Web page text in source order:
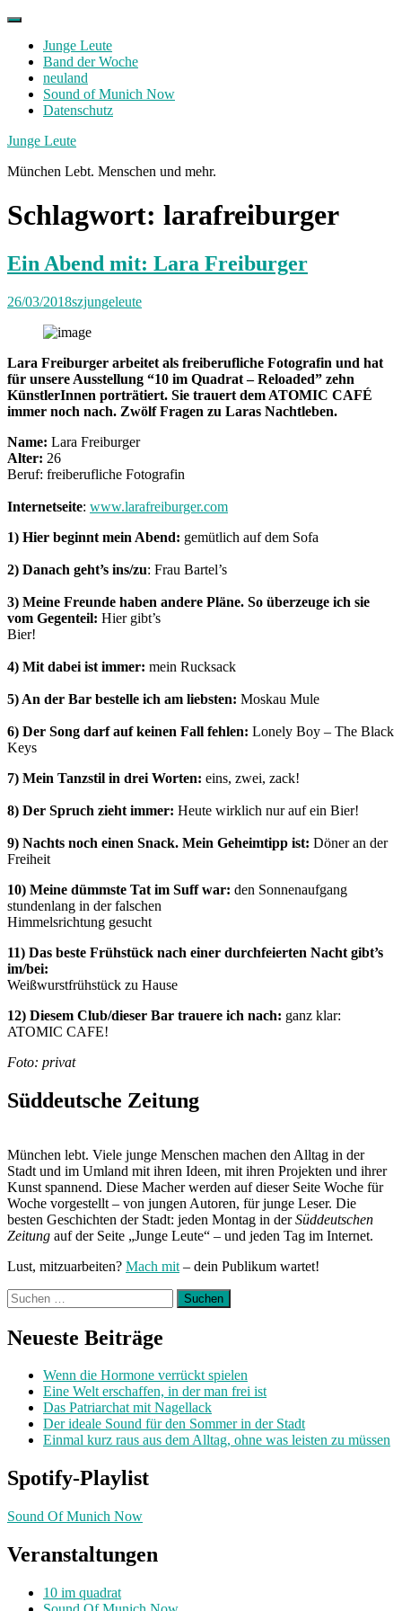
Skip
contentJunge Leute
Band der Woche
neuland
Sound of Munich Now
Datenschutz
Facebook
Twitter
Instagram
Junge Leute
München Lebt. Menschen und mehr.
Schlagwort: larafreiburger
Ein Abend mit: Lara Freiburger
26/03/2018szjungeleute
Lara Freiburger arbeitet als freiberufliche Fotografin und hat
für unsere Ausstellung “10 im Quadrat – Reloaded” zehn
KünstlerInnen porträtiert. Sie trauert dem ATOMIC CAFÉ
immer noch nach. Zwölf Fragen zu Laras Nachtleben.
Name: Lara Freiburger
Alter: 26
Beruf: freiberufliche Fotografin
Internetseite: www.larafreiburger.com
1) Hier beginnt mein Abend: gemütlich auf dem Sofa
2) Danach geht’s ins/zu: Frau Bartel’s
3) Meine Freunde haben andere Pläne. So überzeuge ich sie
vom Gegenteil: Hier gibt’s
Bier!
4) Mit dabei ist immer: mein Rucksack
5) An der Bar bestelle ich am liebsten: Moskau Mule
6) Der Song darf auf keinen Fall fehlen: Lonely Boy – The Black
Keys
7) Mein Tanzstil in drei Worten: eins, zwei, zack!
8) Der Spruch zieht immer: Heute wirklich nur auf ein Bier!
9) Nachts noch einen Snack. Mein Geheimtipp ist: Döner an der
Freiheit
10) Meine dümmste Tat im Suff war: den Sonnenaufgang
stundenlang in der falschen
Himmelsrichtung gesucht
11) Das beste Frühstück nach einer durchfeierten Nacht gibt’s
im/bei:
Weißwurstfrühstück zu Hause
12) Diesem Club/dieser Bar trauere ich nach: ganz klar:
ATOMIC CAFE!
Foto: privat
Süddeutsche Zeitung
München lebt. Viele junge Menschen machen den Alltag in der
Stadt und im Umland mit ihren Ideen, mit ihren Projekten und ihrer
Kunst spannend. Diese Macher werden auf dieser Seite Woche für
Woche vorgestellt – von jungen Autoren, für junge Leser. Die
besten Geschichten der Stadt: jeden Montag in derSüddeutschen
Zeitung auf der Seite „Junge Leute“ – und jeden Tag im Internet.
Lust, mitzuarbeiten? Mach mit – dein Publikum wartet!
Suchen
nach:
Neueste Beiträge
Wenn die Hormone verrückt spielen
Eine Welt erschaffen, in der man frei ist
Das Patriarchat mit Nagellack
Der ideale Sound für den Sommer in der Stadt
Einmal kurz raus aus dem Alltag, ohne was leisten zu müssen
Spotify-Playlist
Sound Of Munich Now
Veranstaltungen
10 im quadrat